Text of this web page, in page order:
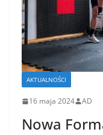
AKTUALNOŚCI
16 maja 2024 AD
Nowa